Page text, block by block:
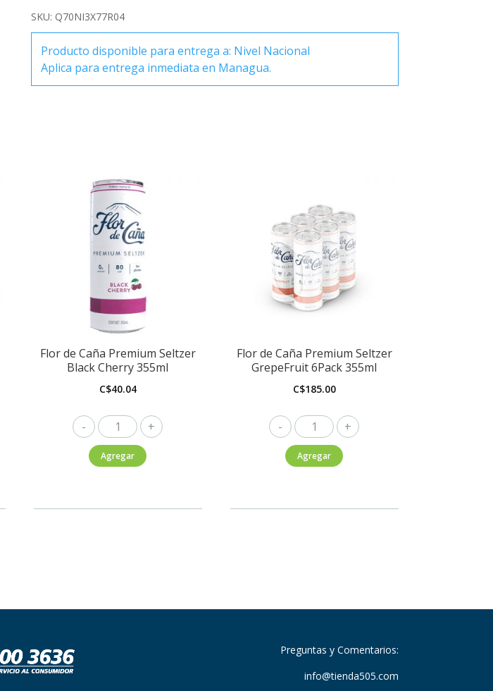
Tropical
Sandia
6Pack
355ml
SKU: Q70NI3X77R04
Producto disponible para entrega a: Nivel Nacional
Aplica para entrega inmediata en Managua.
Flor de Caña Premium Seltzer
Black Cherry 355ml
C$40.04
Flor
de
Caña
Agregar
Flor de Caña Premium Seltzer
GrepeFruit 6Pack 355ml
C$185.00
Flor
de
Caña
Agregar
Preguntas y Comentarios:
info@tienda505.com